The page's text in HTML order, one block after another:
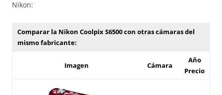
Nikon:
Comparar la Nikon Coolpix S6500 con otras cámaras del
mismo fabricante:
Imagen Cámara
Año
Precio